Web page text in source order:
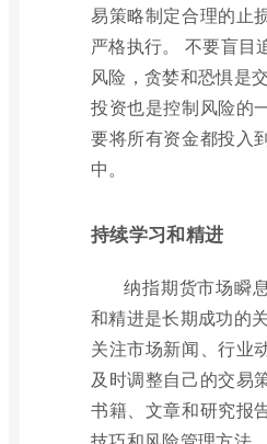
易策略制定合理的止
严格执行。 不要盲目
风险，贪婪和恐惧是
投资也是控制风险的
要将所有资金都投入
中。
持续学习和精进
纳指期货市场瞬
和精进是长期成功的
关注市场新闻、行业
及时调整自己的交易
书籍、文章和研究报